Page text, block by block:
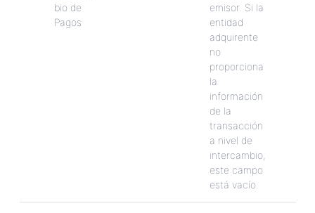
bio de
Pagos
emisor. Si la
entidad
adquirente
no
proporciona
la
información
de la
transacción
a nivel de
intercambio,
este campo
está vacío.